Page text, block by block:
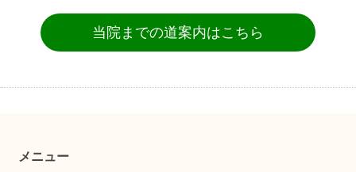
当院までの道案内はこちら
メニュー